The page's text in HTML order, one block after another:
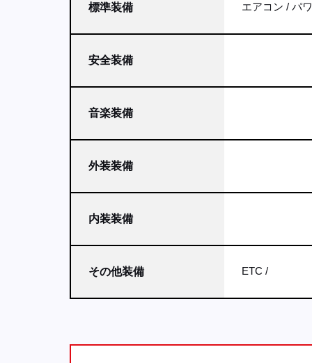
標準装備 エアコン パ
安全装備
音楽装備
外装装備
内装装備
その他装備 ETC